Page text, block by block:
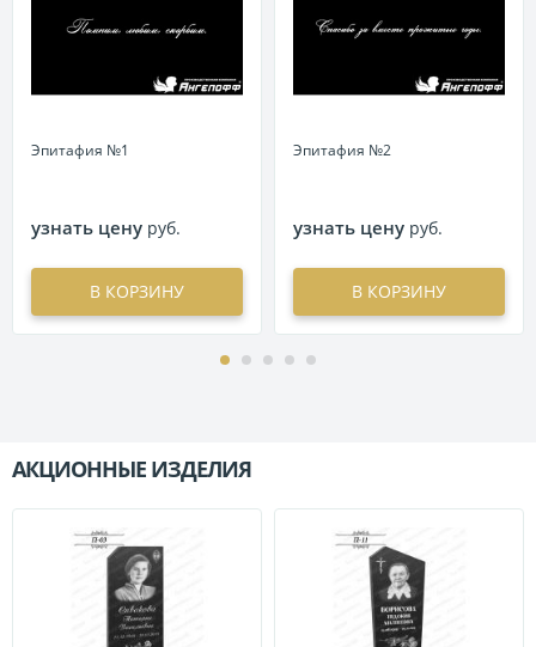
Эпитафия №1
узнать цену руб.
В КОРЗИНУ
Эпитафия №2
узнать цену руб.
В КОРЗИНУ
АКЦИОННЫЕ ИЗДЕЛИЯ